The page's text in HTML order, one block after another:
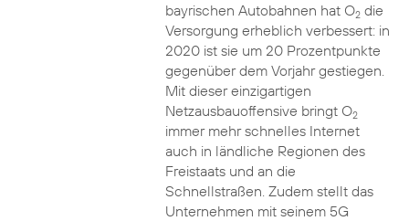
bayrischen Autobahnen hat O2die
Versorgung erheblich verbessert: in
2020 ist sie um 20 Prozentpunkte
gegenüber dem Vorjahr gestiegen.
Mit dieser einzigartigen
Netzausbauoffensive bringt O2
immer mehr schnelles Internet
auch in ländliche Regionen des
Freistaats und an die
Schnellstraßen. Zudem stellt das
Unternehmen mit seinem 5G